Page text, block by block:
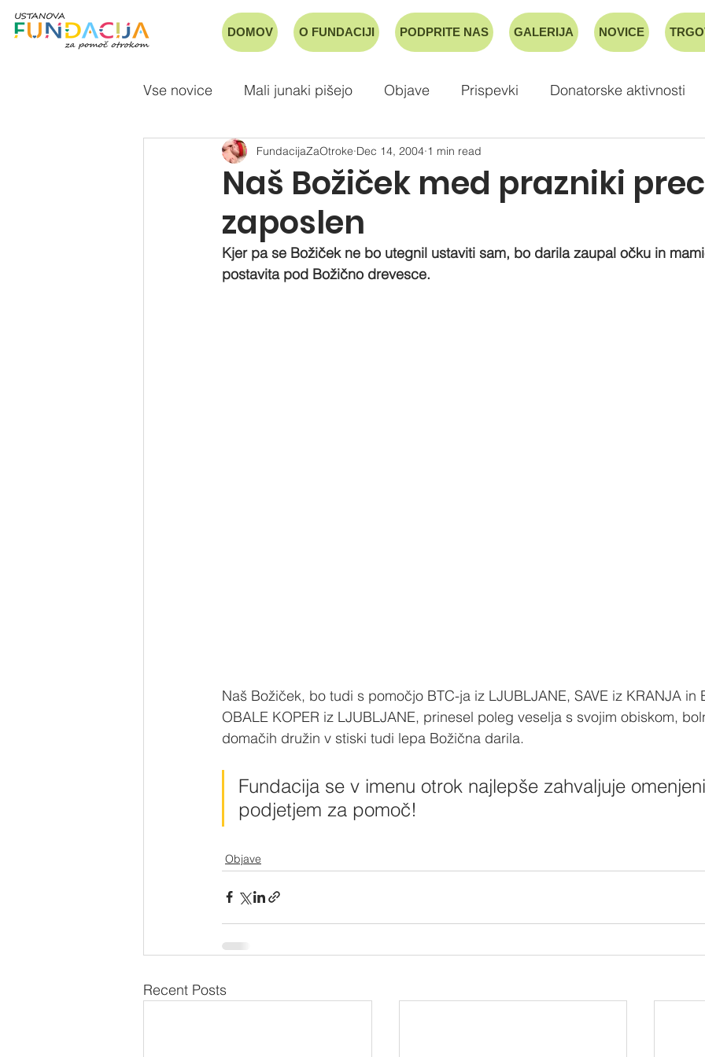
DOMOV O FUNDACIJI PODPRITE NAS GALERIJA NOVICE
Vse novice Mali junaki pišejo Objave Prispevki Donatorske aktivnosti
Naš Božiček med prazniki
zaposlen
FundacijaZaOtroke Dec 14, 2004 1 min read
Kjer pa se Božiček ne bo utegnil ustaviti sam, bo darila zaupal očku in
postavita pod Božično drevesce.
Naš Božiček, bo tudi s pomočjo BTC-ja iz LJUBLJANE, SAVE iz KRANJA in
OBALE KOPER iz LJUBLJANE, prinesel poleg veselja s svojim obiskom,
domačih družin v stiski tudi lepa Božična darila.
Fundacija se v imenu otrok najlepše zahvaljuje
podjetjem za pomoč!
Objave
Recent Posts